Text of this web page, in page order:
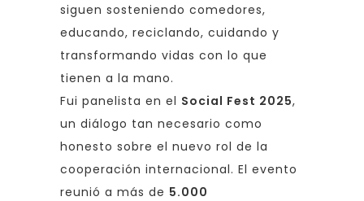
siguen sosteniendo comedores,
educando, reciclando, cuidando y
transformando vidas con lo que
tienen a la mano.
Fui panelista en el Social Fest 2025,
un diálogo tan necesario como
honesto sobre el nuevo rol de la
cooperación internacional. El evento
reunió a más de 5.000